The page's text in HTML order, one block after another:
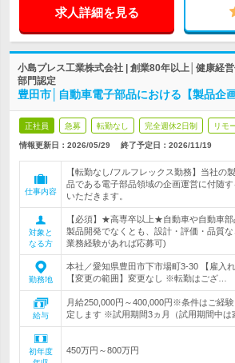
求人詳細を見る
小島プレス工業株式会社 | 創業80年以上│健康経
部門認定
豊田市│自動車電子部品における【製品企
正社員 急募 転勤なし 完全週休2日制 リモ
情報更新日：2026/05/29 終了予定日： 2026/11/19
仕事内容
【転勤なし/フルフレックス勤務】当社の
品である電子部品領域の企画運営に付随
いただきます。
対象と
なる方
【必須】★高専卒以上★自動車や自動車
製品開発でなくとも、設計・評価・品質
業務経験があれば応募可)
勤務地
本社／愛知県豊田市下市場町3-30 【雇入
【変更の範囲】変更なし ※転勤はござ…
給与
月給250,000円～400,000円※条件はご経
定します ※試用期間3ヵ月（試用期間中は
初年度
450万円～800万円